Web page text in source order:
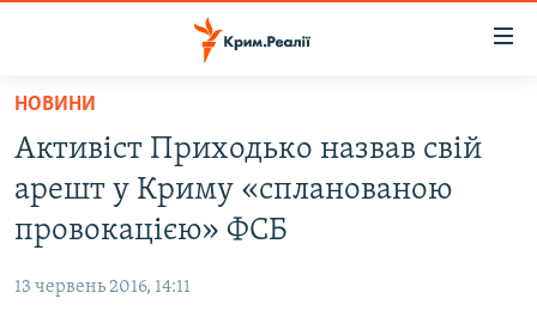
Перейти
основного
матеріалу
Перейти
до
основної
навігації
ВІДЕО ТА ФОТО
БЛОГИ
НОВИНИ
Активіст Приходько назвав свій
арешт у Криму «спланованою
провокацією» ФСБ
13 червень 2016, 14:11